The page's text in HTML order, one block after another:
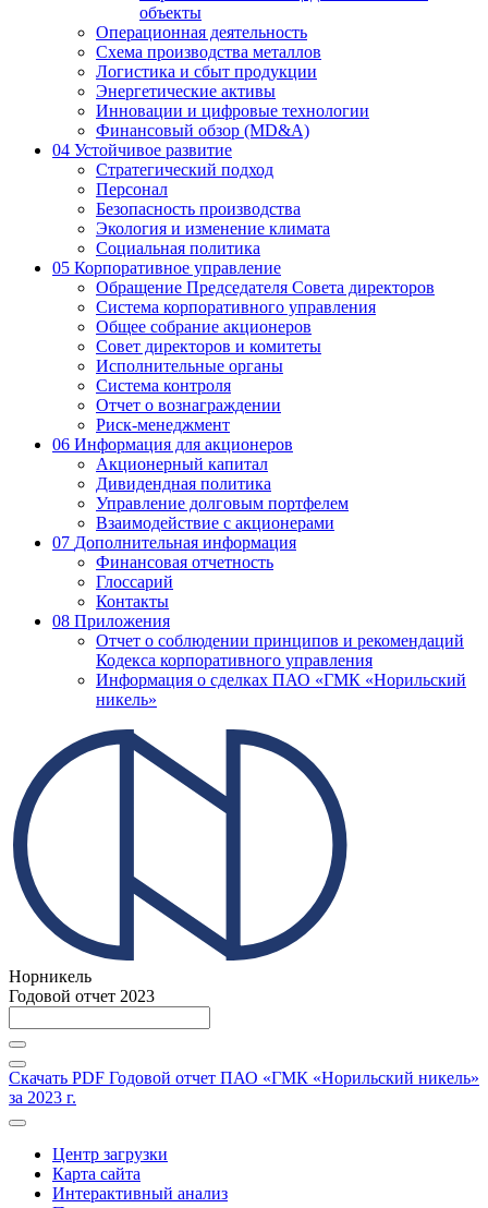
объекты
Операционная деятельность
Схема производства металлов
Логистика и сбыт продукции
Энергетические активы
Инновации и цифровые технологии
Финансовый обзор (MD&A)
04 Устойчивое развитие
Стратегический подход
Персонал
Безопасность производства
Экология и изменение климата
Социальная политика
05 Корпоративное управление
Обращение Председателя Совета директоров
Система корпоративного управления
Общее собрание акционеров
Совет директоров и комитеты
Исполнительные органы
Система контроля
Отчет о вознаграждении
Риск-менеджмент
06 Информация для акционеров
Акционерный капитал
Дивидендная политика
Управление долговым портфелем
Взаимодействие с акционерами
07 Дополнительная информация
Финансовая отчетность
Глоссарий
Контакты
08 Приложения
Отчет о соблюдении принципов и рекомендаций
Кодекса корпоративного управления
Информация о сделках ПАО «ГМК «Норильский
никель»
Норникель
Годовой отчет 2023
Скачать PDF Годовой отчет ПАО «ГМК «Норильский никель»
за 2023 г.
Центр загрузки
Карта сайта
Интерактивный анализ